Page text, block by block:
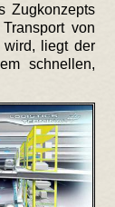
Zugkonzepts
von
wird, liegt der
schnellen,